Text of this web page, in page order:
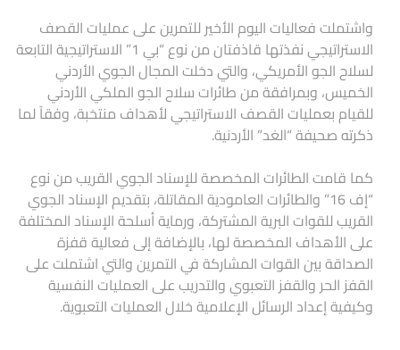
واشتملت فعاليات اليوم الأخير للتمرين على عمليات القصف
الاستراتيجي نفذتها قاذفتان من نوع “بي 1” الاستراتيجية التابعة
لسلاح الجو الأمريكي، والتي دخلت المجال الجوي الأردني
الخميس، وبمرافقة من طائرات سلاح الجو الملكي الأردني
للقيام بعمليات القصف الاستراتيجي لأهداف منتخبة، وفقاً لما
ذكرته صحيفة “الغد” الأردنية.
كما قامت الطائرات المخصصة للإسناد الجوي القريب من نوع
“إف 16” والطائرات العامودية المقاتلة، بتقديم الإسناد الجوي
القريب للقوات البرية المشتركة، ورماية أسلحة الإسناد المختلفة
على الأهداف المخصصة لها، بالإضافة إلى فعالية قفزة
الصداقة بين القوات المشاركة في التمرين والتي اشتملت على
القفز الحر والقفز التعبوي والتدريب على العمليات النفسية
وكيفية إعداد الرسائل الإعلامية خلال العمليات التعبوية.